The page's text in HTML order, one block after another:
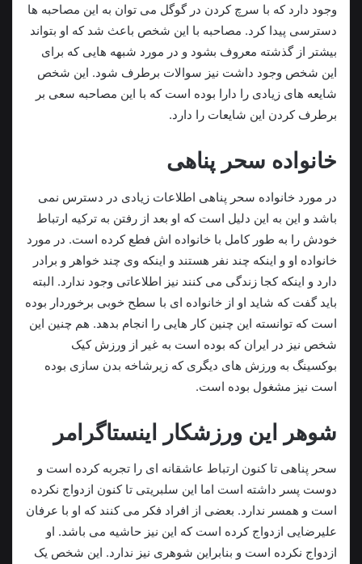
وجود دارد که با سرچ کردن در گوگل می توان به این مصاحبه ها
دسترسی پیدا کرد. مصاحبه با این شخص باعث شد که او بتواند
بیشتر از گذشته معروف بشود و در مورد شبهه هایی که برای
این شخص وجود داشت نیز سوالات برطرف شود. این شخص
شایعه های زیادی را دارا بوده است که با این مصاحبه سعی بر
برطرف کردن این شایعات را دارد.
خانواده سحر پناهی
در مورد خانواده سحر پناهی اطلاعات زیادی در دسترس نمی
باشد و این به این دلیل است که او بعد از رفتن به ترکیه ارتباط
خودش را به طور کامل با خانواده اش فطع کرده است. در مورد
خانواده او و اینکه چند نفر هستند و اینکه وی چند خواهر و برادر
دارد و اینکه کجا زندگی می کنند نیز اطلاعاتی وجود ندارد. البته
باید گفت که شاید او از خانواده ای با سطح خوبی برخوردار بوده
است که توانسته این چنین کار هایی را انجام بدهد. هم چنین این
شخص نیز در ایران که بوده است به غیر از ورزش کیک
بوکسینگ به ورزش های دیگری که زیرشاخه بدن سازی بوده
است نیز مشغول بوده است.
شوهر این ورزشکار اینستاگرامر
سحر پناهی تا کنون ارتباط عاشقانه ای را تجربه کرده است و
دوست پسر داشته است اما این سلبریتی تا کنون ازدواج نکرده
است و همسر ندارد. بعضی از افراد فکر می کنند که او با عرفان
علیرضایی ازدواج کرده است که این نیز حاشیه می باشد. او
ازدواج نکرده است و بنابراین شوهری نیز ندارد. این شخص یک